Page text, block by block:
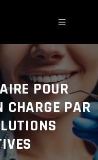
POUR
CHARGE PAR